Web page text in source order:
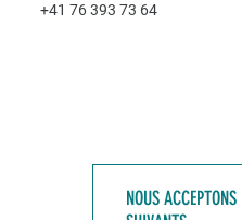
+41 76 393 73 64
NOUS